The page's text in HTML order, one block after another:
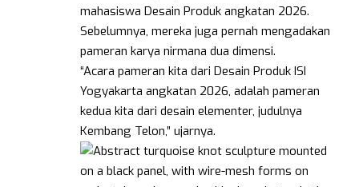
mahasiswa Desain Produk angkatan 2026.
Sebelumnya, mereka juga pernah mengadakan
pameran karya nirmana dua dimensi.
“Acara pameran kita dari Desain Produk ISI
Yogyakarta angkatan 2026, adalah pameran
kedua kita dari desain elementer, judulnya
Kembang Telon,” ujarnya.